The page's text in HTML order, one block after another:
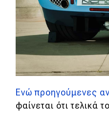
Eco
Τεχνολογία
Mobility
Σταθμοί φόρτισης
Ενώ προηγούμενες
φαίνεται ότι τελικά το